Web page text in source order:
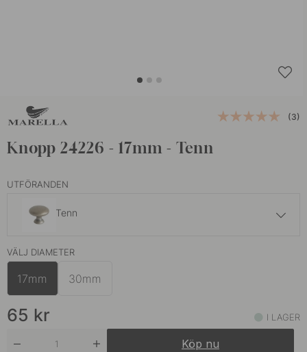
(3)
Knopp 24226 - 17mm - Tenn
UTFÖRANDEN
Tenn
Förnicklad
VÄLJ DIAMETER
17mm 30mm
65 kr I LAGER
Köp nu